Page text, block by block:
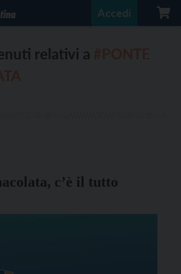
Accedi
relativi a
c’è il tutto